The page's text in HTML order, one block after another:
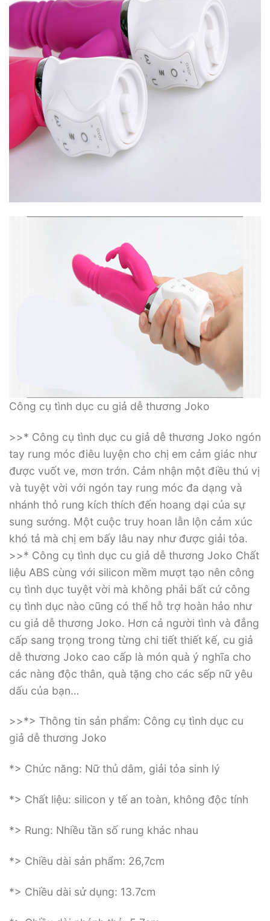
Công cụ tình dục cu giả dễ thương Joko
>>* Công cụ tình dục cu giả dễ thương Joko ngón
tay rung móc điêu luyện cho chị em cảm giác như
được vuốt ve, mơn trớn. Cảm nhận một điều thú vị
và tuyệt vời với ngón tay rung móc đa dạng và
nhánh thỏ rung kích thích đến hoang dại của sự
sung sướng. Một cuộc truy hoan lẫn lộn cảm xúc
khó tả mà chị em bấy lâu nay như được giải tỏa.
>>* Công cụ tình dục cu giả dễ thương Joko Chất
liệu ABS cùng với silicon mềm mượt tạo nên công
cụ tình dục tuyệt vời mà không phải bất cứ công
cụ tình dục nào cũng có thể hỗ trợ hoàn hảo như
cu giả dễ thương Joko. Hơn cả người tình và đẳng
cấp sang trọng trong từng chi tiết thiết kế, cu giả
dễ thương Joko cao cấp là món quà ý nghĩa cho
các nàng độc thân, quà tặng cho các sếp nữ yêu
dấu của bạn…
>>*> Thông tin sản phẩm: Công cụ tình dục cu
giả dễ thương Joko
*> Chức năng: Nữ thủ dâm, giải tỏa sinh lý
*> Chất liệu: silicon y tế an toàn, không độc tính
*> Rung: Nhiều tần số rung khác nhau
*> Chiều dài sản phẩm: 26,7cm
*> Chiều dài sử dụng: 13.7cm